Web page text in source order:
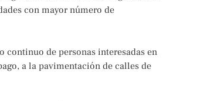
con mayor número de
continuo de personas interesadas en
a la pavimentación de calles de